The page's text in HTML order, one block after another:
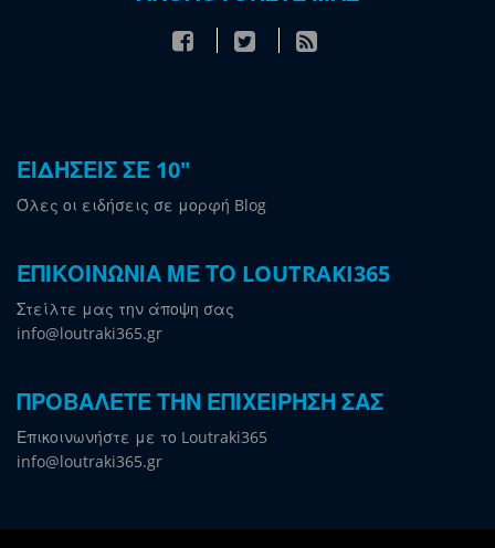
ΕΙΔΗΣΕΙΣ ΣΕ 10"
Όλες οι ειδήσεις σε μορφή Blog
ΕΠΙΚΟΙΝΩΝΙΑ ΜΕ ΤΟ LOUTRAKI365
Στείλτε μας την άποψη σας
info@loutraki365.gr
ΠΡΟΒΑΛΕΤΕ ΤΗΝ ΕΠΙΧΕΙΡΗΣΗ ΣΑΣ
Επικοινωνήστε με το Loutraki365
info@loutraki365.gr